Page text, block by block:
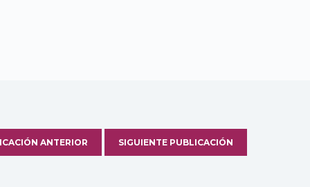
SIGUIENTE PUBLICACIÓN
ANTERIOR